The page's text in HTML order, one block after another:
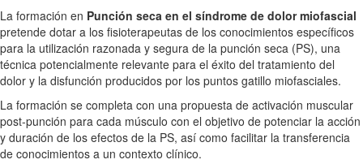
La formación en Punción seca en el síndrome de dolor miofascial
pretende dotar a los fisioterapeutas de los conocimientos específicos
para la utilización razonada y segura de la punción seca (PS), una
técnica potencialmente relevante para el éxito del tratamiento del
dolor y la disfunción producidos por los puntos gatillo miofasciales.
La formación se completa con una propuesta de activación muscular
post-punción para cada músculo con el objetivo de potenciar la acción
y duración de los efectos de la PS, así como facilitar la transferencia
de conocimientos a un contexto clínico.